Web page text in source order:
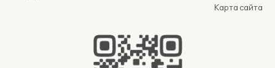
Карта сайта